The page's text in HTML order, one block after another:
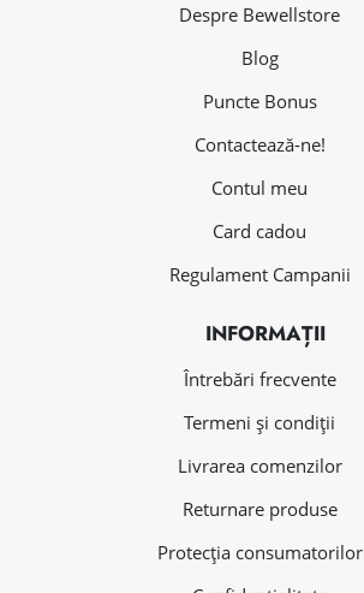
Despre Bewellstore
Blog
Puncte Bonus
Contactează-ne!
Contul meu
Card cadou
Regulament Campanii
INFORMAȚII
Întrebări frecvente
Termeni și condiții
Livrarea comenzilor
Returnare produse
Protecția consumatorilor